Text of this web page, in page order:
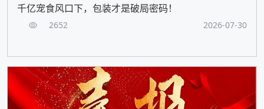
千亿宠食风口下，包装才是破局密码！
2652 2026-07-30